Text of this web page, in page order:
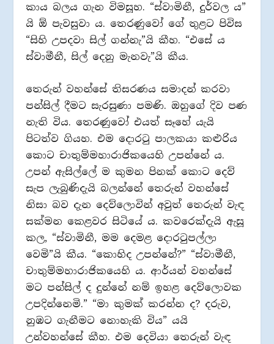
කාය බලය ගැන විමසූහ. “ස්වාමිනී, දුර්වල ය”
යි ඕ පැවසුවා ය. තෙරණුවෝ ගේ තුළට පිවිස
“සිහි උපදවා සිල් ගන්නැ”යි කීහ. “එසේ ය
ස්වාමීනී, සිල් දෙනු මැනවැ”යි කීය.
තෙරුන් වහන්සේ තිසරණය සමාදන් කරවා
පන්සිල් දීමට සැරසුණා පමණි. ඔහුගේ දිව පණ
නැති විය. තෙරණුවෝ එයත් සෑහේ යැයි
පිටත්ව ගියහ. එම දොරටු පාලකයා කළුරිය
කොට චාතුම්මහාරාජිකයෙහි උපන්නේ ය.
උපන් ඇසිල්ලේ ම කුමන පිනක් කොට දෙව්
සැප ලැබුණිදැයි බලන්නේ තෙරුන් වහන්සේ
නිසා බව දැන දෙව්ලොවින් අවුත් තෙරුන් වැඳ
සක්මන කෙළවර සිටියේ ය. කවරෙක්දැයි ඇසූ
කල, “ස්වාමිනී, මම දෙමළ දොරටුපල්ලා
වෙමි”යි කීය. “කොහිද උපන්නේ?” “ස්වාමීනී,
චාතුම්මහාරාජිකයෙහි ය. ආර්යන් වහන්සේ
මට පන්සිල් ද දුන්නේ නම් ඉහළ දෙව්ලොවක
උපදින්නෙමි.” “මා කුමක් කරන්න ද? දරුව,
නුඹට ගැනීමට නොහැකි විය” යයි
උන්වහන්සේ කීහ. එම දෙවියා තෙරුන් වැඳ